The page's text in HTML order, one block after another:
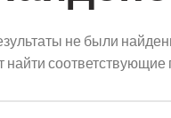
не были
найти соответствующие